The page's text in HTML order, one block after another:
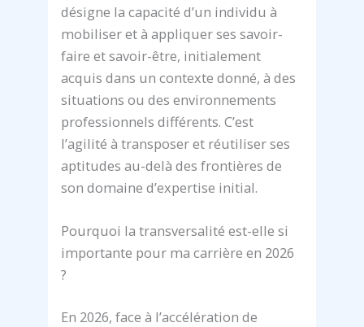
désigne la capacité d’un individu à
mobiliser et à appliquer ses savoir-
faire et savoir-être, initialement
acquis dans un contexte donné, à des
situations ou des environnements
professionnels différents. C’est
l’agilité à transposer et réutiliser ses
aptitudes au-delà des frontières de
son domaine d’expertise initial.
Pourquoi la transversalité est-elle si
importante pour ma carrière en 2026
?
En 2026, face à l’accélération de